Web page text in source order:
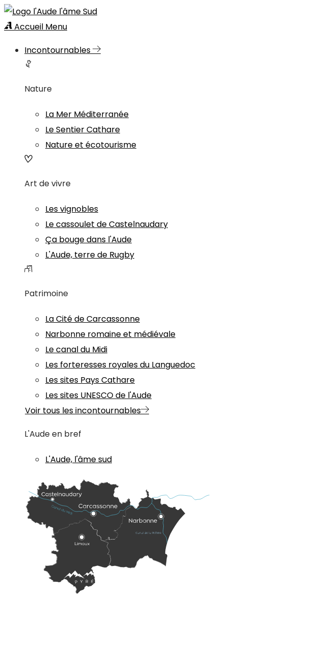
Accueil Menu
Incontournables
Nature
La Mer Méditerranée
Le Sentier Cathare
Nature et écotourisme
Art de vivre
Les vignobles
Le cassoulet de Castelnaudary
Ça bouge dans l'Aude
L'Aude, terre de Rugby
Patrimoine
La Cité de Carcassonne
Narbonne romaine et médiévale
Le canal du Midi
Les forteresses royales du Languedoc
Les sites Pays Cathare
Les sites UNESCO de l'Aude
Voir tous les incontournables
L'Aude en bref
L'Aude, l'âme sud